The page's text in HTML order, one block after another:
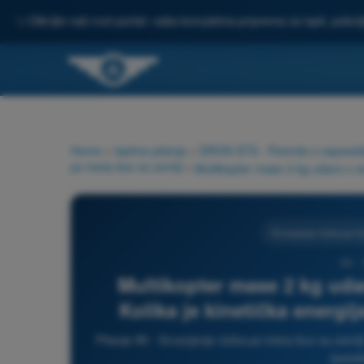
Otkrijte naš novi portal: vaša kompletna priprema za ispit,
Home Ispitna pitanja DRON STS - Potvrda o
po treća lica na zemlji
Multikopter mase 2 kg
Kolika je kinetička
Pitanje 90 - Smanjenje rizika po treća lica na